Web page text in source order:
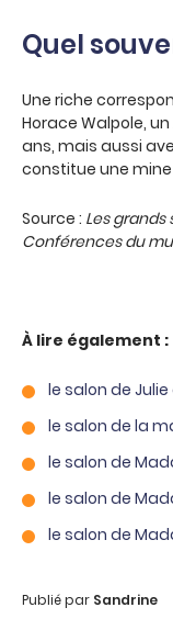
Quel
Une riche
Horace Walpole, un
ans, mais aussi
constitue une mine
Source : Les grands
Conférences du
À lire également :
le salon de
le salon de la
le salon de
le salon de
le salon de
Publié par Sandrine